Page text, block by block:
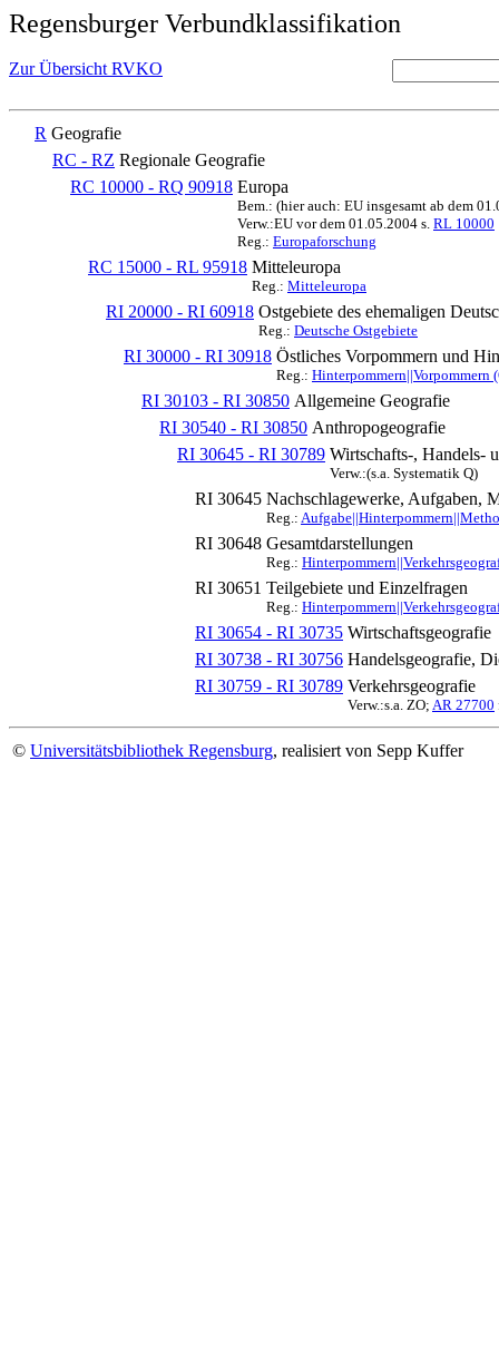
Regensburger Verbundklassifikation
Zur Übersicht RVKO
R Geografie
RC - RZ Regionale Geografie
RC 10000 - RQ 90918 Europa
Bem.: (hier auch: EU insgesamt ab dem
Verw.:EU vor dem 01.05.2004 s. RL 10000
Reg.: Europaforschung
RC 15000 - RL 95918 Mitteleuropa
Reg.: Mitteleuropa
RI 20000 - RI 60918 Ostgebiete des ehemaligen
Reg.: Deutsche Ostgebiete
RI 30000 - RI 30918 Östliches Vorpommern und
Reg.: Hinterpommern||Vorpommern
RI 30103 - RI 30850 Allgemeine Geografie
RI 30540 - RI 30850 Anthropogeografie
RI 30645 - RI 30789 Wirtschafts-, Handels-
Verw.:(s.a. Systematik Q)
RI 30645 Nachschlagewerke, Aufgaben,
Reg.:
RI 30648 Gesamtdarstellungen
Reg.:
RI 30651 Teilgebiete und Einzelfragen
Reg.:
RI 30654 - RI 30735 Wirtschaftsgeografie
RI 30738 - RI 30756 Handelsgeografie,
RI 30759 - RI 30789 Verkehrsgeografie
Verw.:s.a. ZO; AR 27700
© Universitätsbibliothek Regensburg, realisiert von Sepp Kuffer